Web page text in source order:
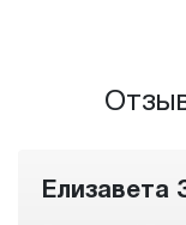
Елизавета